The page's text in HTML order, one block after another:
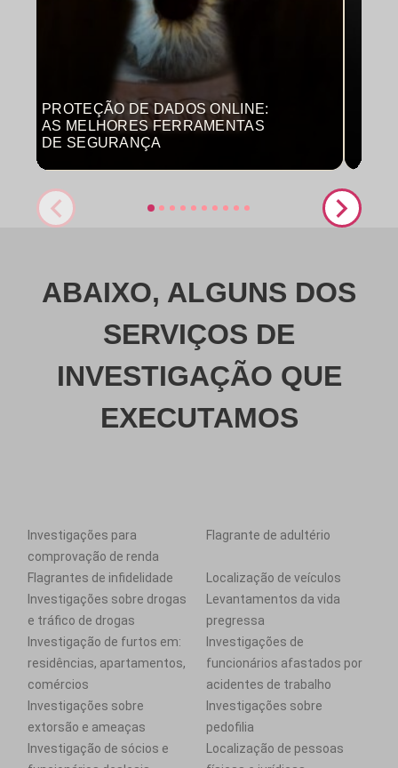
PROTEÇÃO DE DADOS ONLINE:
AS MELHORES FERRAMENTAS
DE SEGURANÇA
ABAIXO, ALGUNS DOS
SERVIÇOS DE
INVESTIGAÇÃO QUE
EXECUTAMOS
Investigações para
comprovação de renda
Flagrante de adultério
Flagrantes de infidelidade
Localização de veículos
Investigações sobre drogas
e tráfico de drogas
Levantamentos da vida
pregressa
Investigação de furtos em:
residências, apartamentos,
comércios
Investigações de
funcionários afastados por
acidentes de trabalho
Investigações sobre
extorsão e ameaças
Investigações sobre
pedofilia
Investigação de sócios e
Localização de pessoas